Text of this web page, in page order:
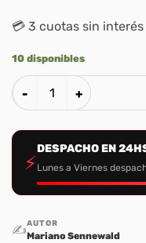
💳 3 cuotas sin interés
10 disponibles
La Iglesia Integral
⚡
DESPACHO EN
Lunes a Viernes
✍️AUTOR
Mariano Sennewald